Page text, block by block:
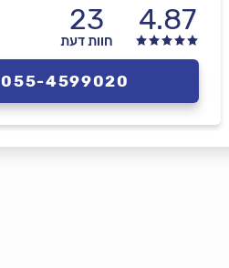
4.87
23
חוות דעת
055-4599020